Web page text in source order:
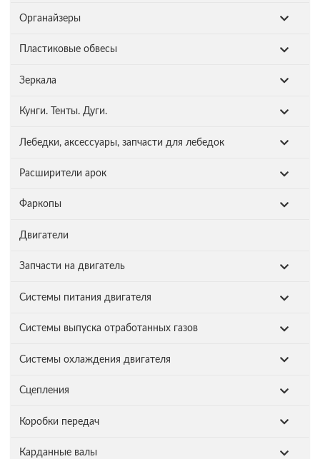
Органайзеры
Пластиковые обвесы
Зеркала
Кунги. Тенты. Дуги.
Лебедки, аксессуары, запчасти для лебедок
Расширители арок
Фаркопы
Двигатели
Запчасти на двигатель
Системы питания двигателя
Системы выпуска отработанных газов
Системы охлаждения двигателя
Сцепления
Коробки передач
Карданные валы